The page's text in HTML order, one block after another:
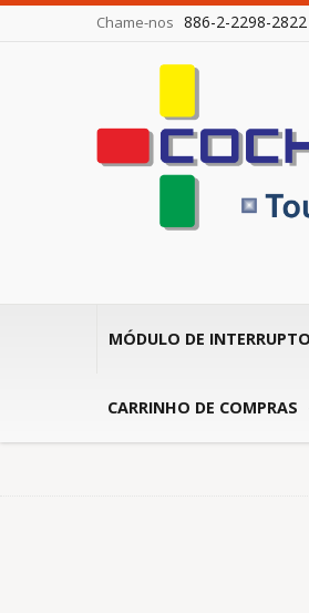
Chame-nos 886-2-2298-2822
MÓDULO DE
CARRINHO DE COMPRAS